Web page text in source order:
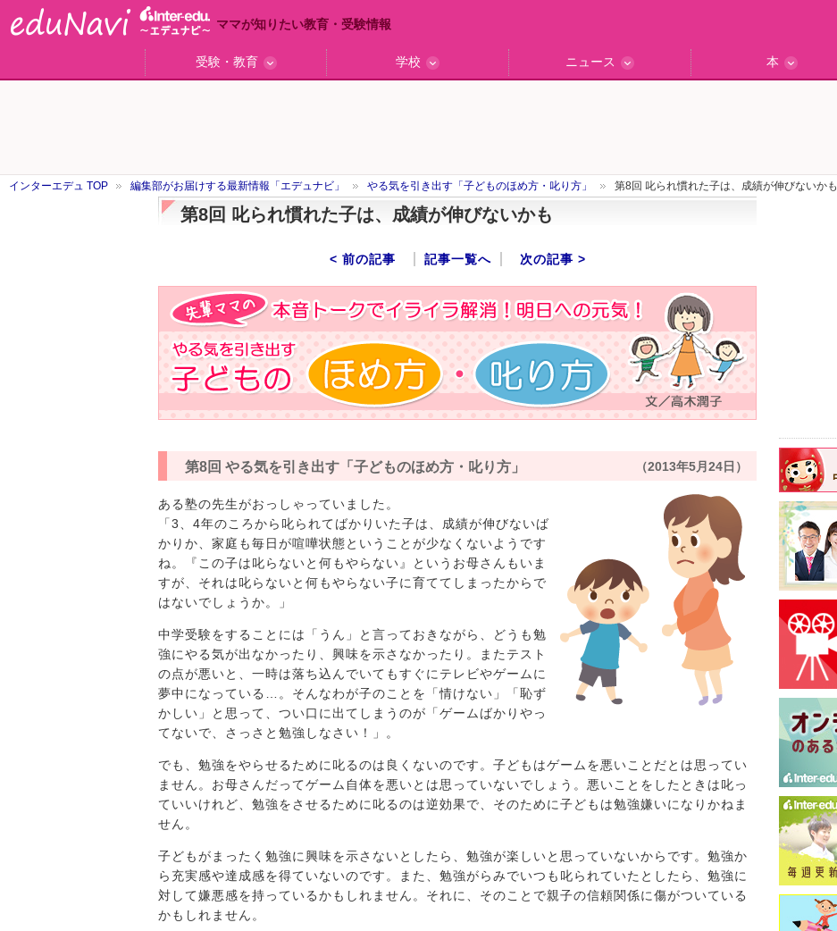
ママが知りたい教育・受験情報
受験・教育
学校
ニュース
本
インターエデュ TOP 編集部がお届けする最新情報「エデュナビ」 やる気を引き出す「子どものほめ方・叱り方」 第8回 叱られ慣れた子は、成績が伸びないかも
第8回 叱られ慣れた子は、成績が伸びないかも
< 前の記事 記事一覧へ 次の記事 >
第8回 やる気を引き出す「子どものほめ方・叱り方」 （2013年5月24日）
ある塾の先生がおっしゃっていました。
「3、4年のころから叱られてばかりいた子は、成績が伸びないば
かりか、家庭も毎日が喧嘩状態ということが少なくないようです
ね。『この子は叱らないと何もやらない』というお母さんもいま
すが、それは叱らないと何もやらない子に育ててしまったからで
はないでしょうか。」
中学受験をすることには「うん」と言っておきながら、どうも勉
強にやる気が出なかったり、興味を示さなかったり。またテスト
の点が悪いと、一時は落ち込んでいてもすぐにテレビやゲームに
夢中になっている…。そんなわが子のことを「情けない」「恥ず
かしい」と思って、つい口に出てしまうのが「ゲームばかりやっ
てないで、さっさと勉強しなさい！」。
でも、勉強をやらせるために叱るのは良くないのです。子どもはゲームを悪いことだとは思ってい
ません。お母さんだってゲーム自体を悪いとは思っていないでしょう。悪いことをしたときは叱っ
ていいけれど、勉強をさせるために叱るのは逆効果で、そのために子どもは勉強嫌いになりかねま
せん。
子どもがまったく勉強に興味を示さないとしたら、勉強が楽しいと思っていないからです。勉強か
ら充実感や達成感を得ていないのです。また、勉強がらみでいつも叱られていたとしたら、勉強に
対して嫌悪感を持っているかもしれません。それに、そのことで親子の信頼関係に傷がついている
かもしれません。